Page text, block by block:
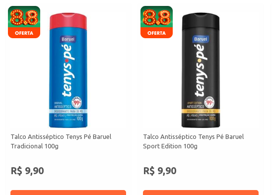
Talco Antisséptico Tenys Pé Baruel
Tradicional 100g
R$ 9,90
Talco Antisséptico Tenys Pé Baruel
Sport Edition 100g
R$ 9,90